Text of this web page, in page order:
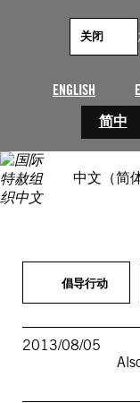
ENGLISH
简中
关闭
中文（简
倡导行动
2013/08/05